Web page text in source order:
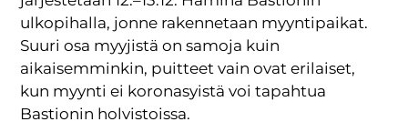
ulkopihalla, jonne rakennetaan myyntipaikat.
Suuri osa myyjistä on samoja kuin
aikaisemminkin, puitteet vain ovat erilaiset,
kun myynti ei koronasyistä voi tapahtua
Bastionin holvistoissa.